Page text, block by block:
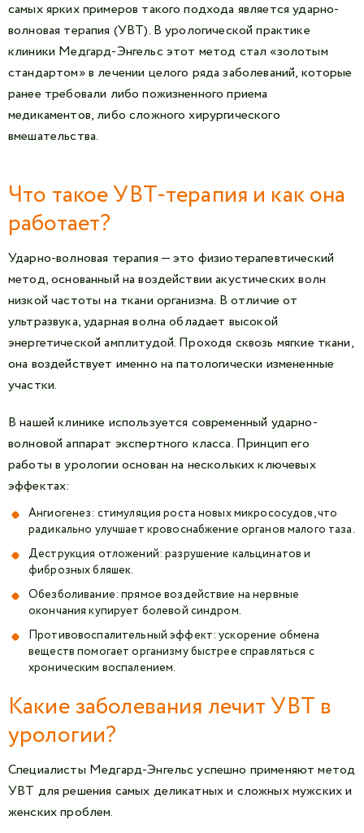
самых ярких примеров такого подхода является ударно-
волновая терапия (УВТ). В урологической практике
клиники Медгард-Энгельс этот метод стал «золотым
стандартом» в лечении целого ряда заболеваний, которые
ранее требовали либо пожизненного приема
медикаментов, либо сложного хирургического
вмешательства.
Что такое УВТ-терапия и как она
работает?
Ударно-волновая терапия — это физиотерапевтический
метод, основанный на воздействии акустических волн
низкой частоты на ткани организма. В отличие от
ультразвука, ударная волна обладает высокой
энергетической амплитудой. Проходя сквозь мягкие ткани,
она воздействует именно на патологически измененные
участки.
В нашей клинике используется современный ударно-
волновой аппарат экспертного класса. Принцип его
работы в урологии основан на нескольких ключевых
эффектах:
Ангиогенез: стимуляция роста новых микрососудов, что
радикально улучшает кровоснабжение органов малого таза.
Деструкция отложений: разрушение кальцинатов и
фиброзных бляшек.
Обезболивание: прямое воздействие на нервные
окончания купирует болевой синдром.
Противовоспалительный эффект: ускорение обмена
веществ помогает организму быстрее справляться с
хроническим воспалением.
Какие заболевания лечит УВТ в
урологии?
Специалисты Медгард-Энгельс успешно применяют метод
УВТ для решения самых деликатных и сложных мужских и
женских проблем.